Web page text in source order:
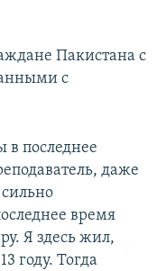
Пакистана с
с
в последнее
даже
время
Я здесь жил,
году. Тогда